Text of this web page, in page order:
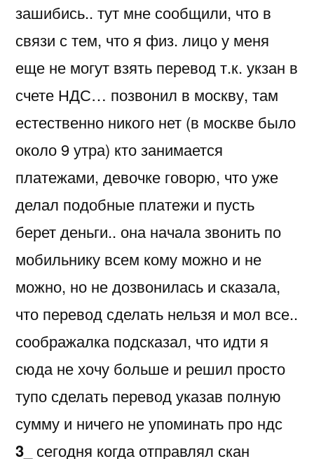
зашибись.. тут мне сообщили, что в
связи с тем, что я физ. лицо у меня
еще не могут взять перевод т.к. укзан в
счете НДС… позвонил в москву, там
естественно никого нет (в москве было
около 9 утра) кто занимается
платежами, девочке говорю, что уже
делал подобные платежи и пусть
берет деньги.. она начала звонить по
мобильнику всем кому можно и не
можно, но не дозвонилась и сказала,
что перевод сделать нельзя и мол все..
соображалка подсказал, что идти я
сюда не хочу больше и решил просто
тупо сделать перевод указав полную
сумму и ничего не упоминать про ндс
3_ сегодня когда отправлял скан